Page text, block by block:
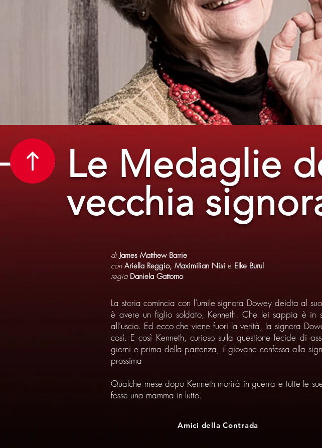
Le Medaglie
vecchia
diJames Matthew Barrie
con Ariella Reggio, Maximilian Nisi e Elke Burul
regia Daniela Gattorno
La storia comincia con l’umile signora Dowey deidta al
è avere un figlio soldato, Kenneth. Che lei sappia è in
all’uscio. Ed ecco che viene fuori la verità, la signora
così. E così Kenneth, curioso sulla questione fecide di
giorni e prima della partenza, il giovane confessa alla
prossima
Qualche mese dopo Kenneth morirà in guerra e tutte le
fosse una mamma in lutto.
Amici della Contrada